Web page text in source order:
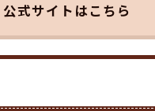
公式サイトはこちら